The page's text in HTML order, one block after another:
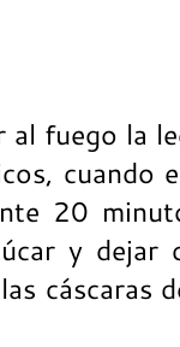
al fuego la
cuando
20
y
cáscaras